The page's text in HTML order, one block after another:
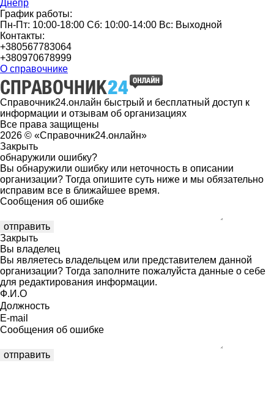
Днепр
График работы:
Пн-Пт: 10:00-18:00 Сб: 10:00-14:00 Вс: Выходной
Контакты:
+380567783064
+380970678999
О справочнике
Справочник24.онлайн быстрый и бесплатный доступ к
информации и отзывам об организациях
Все права защищены
2026 © «Справочник24.онлайн»
Закрыть
обнаружили ошибку?
Вы обнаружили ошибку или неточность в описании
организации? Тогда опишите суть ниже и мы обязательно
исправим все в ближайшее время.
Сообщения об ошибке
Закрыть
Вы владелец
Вы являетесь владельцем или представителем данной
организации? Тогда заполните пожалуйста данные о себе
для редактирования информации.
Ф.И.О
Должность
E-mail
Сообщения об ошибке